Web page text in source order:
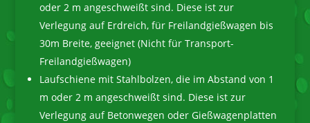
oder 2 m angeschweißt sind. Diese ist zur
Verlegung auf Erdreich, für Freilandgießwagen bis
30m Breite, geeignet (Nicht für Transport-
Freilandgießwagen)
Laufschiene mit Stahlbolzen, die im Abstand von 1
m oder 2 m angeschweißt sind. Diese ist zur
Verlegung auf Betonwegen oder Gießwagenplatten